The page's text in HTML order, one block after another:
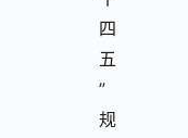
四
五
”
规